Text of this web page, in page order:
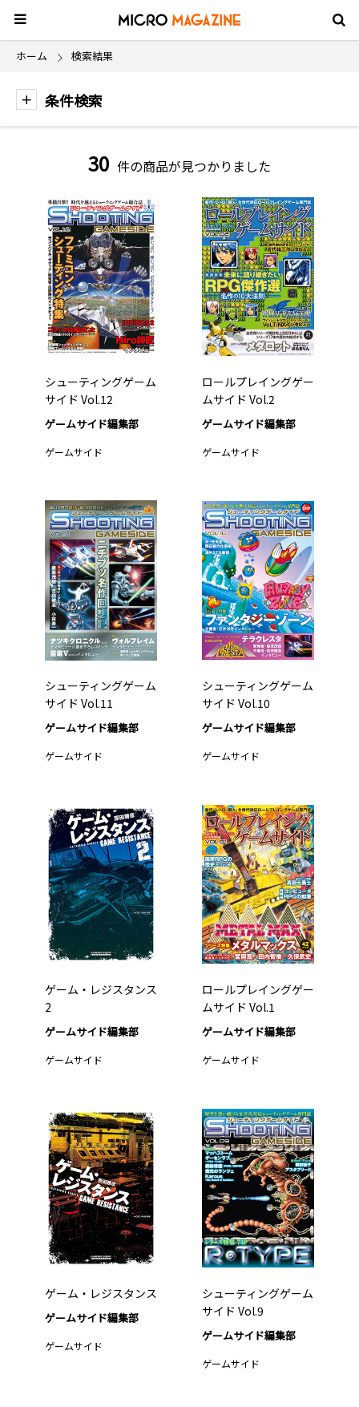
ホーム 検索結果
条件検索
30 件の商品が見つかりました
シューティングゲーム
サイド Vol.12
ゲームサイド編集部
ゲームサイド
ロールプレイングゲー
ムサイド Vol.2
ゲームサイド編集部
ゲームサイド
シューティングゲーム
サイド Vol.11
ゲームサイド編集部
ゲームサイド
シューティングゲーム
サイド Vol.10
ゲームサイド編集部
ゲームサイド
ゲーム・レジスタンス
2
ゲームサイド編集部
ゲームサイド
ロールプレイングゲー
ムサイド Vol.1
ゲームサイド編集部
ゲームサイド
ゲーム・レジスタンス
ゲームサイド編集部
ゲームサイド
シューティングゲーム
サイド Vol.9
ゲームサイド編集部
ゲームサイド